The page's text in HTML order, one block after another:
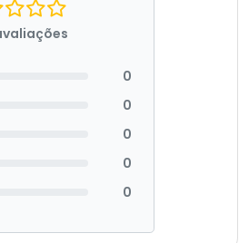
0
0
0
0
0